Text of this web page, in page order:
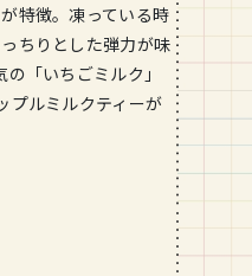
特徴。凍っている時
ちりとした弾力が味
「いちごミルク」
プルミルクティーが